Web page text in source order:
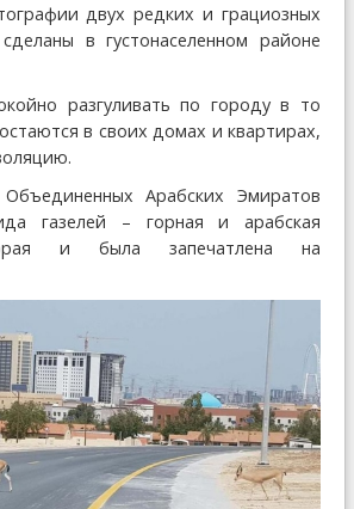
двух редких и грациозных
в густонаселенном районе
разгуливать по городу в то
в своих домах и квартирах,
Арабских Эмиратов
газелей – горная и арабская
и была запечатлена на